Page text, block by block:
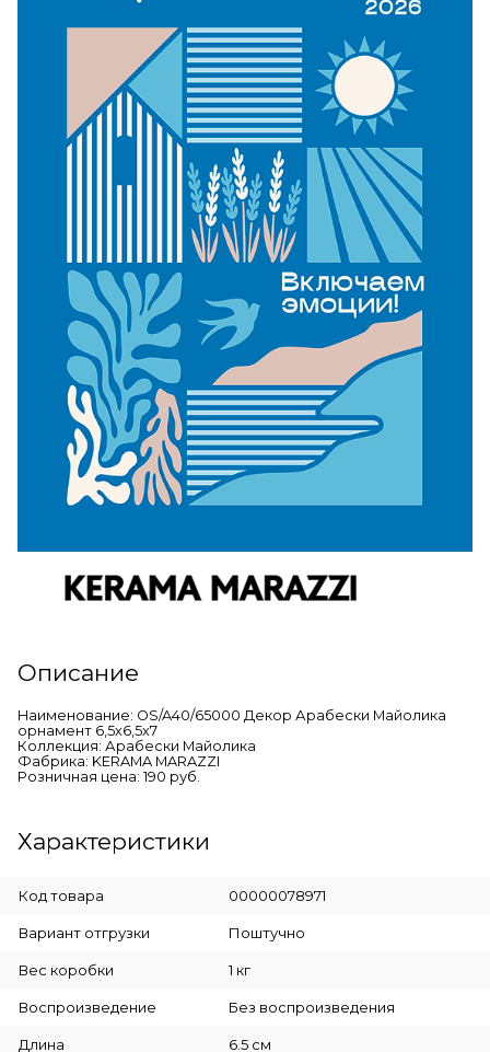
Описание
Наименование: OS/A40/65000 Декор Арабески Майолика
орнамент 6,5х6,5х7
Коллекция: Арабески Майолика
Фабрика: KERAMA MARAZZI
Розничная цена: 190 руб.
Характеристики
Код товара 00000078971
Вариант отгрузки Поштучно
Вес коробки 1 кг
Воспроизведение Без воспроизведения
Длина 6.5 см